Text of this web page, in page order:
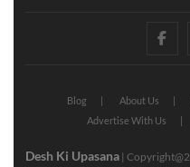
Blog About Us
Advertise With Us
Desh Ki Upasana|